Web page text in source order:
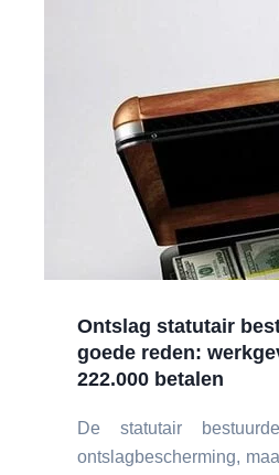
Ontslag statutair
goede reden:
222.000 betalen
De statutair
ontslagbescherming,